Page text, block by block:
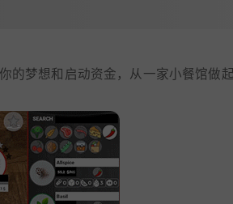
的梦想和启动资金，从一家小餐馆做